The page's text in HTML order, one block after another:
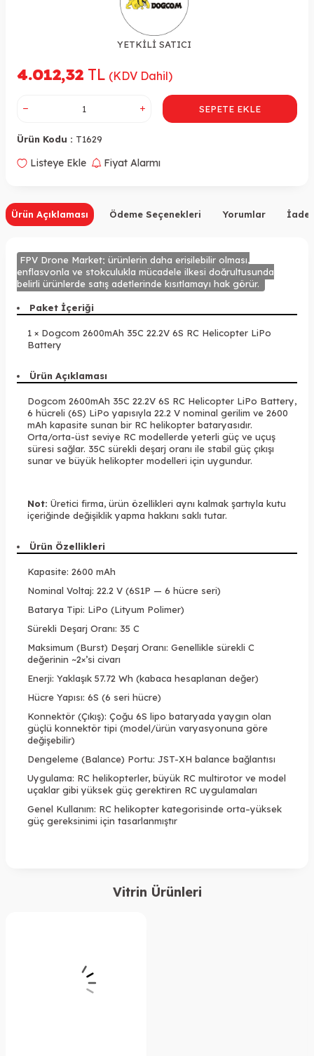
YETKİLİ SATICI
4.012,32 TL (KDV Dahil)
SEPETE EKLE
Ürün Kodu : T1629
Listeye Ekle Fiyat Alarmı
Ürün Açıklaması Ödeme Seçenekleri Yorumlar İade
FPV Drone Market; ürünlerin daha erişilebilir olması,
enflasyonla ve stokçulukla mücadele ilkesi doğrultusunda
belirli ürünlerde satış adetlerinde kısıtlamayı hak görür.
Paket İçeriği
1 × Dogcom 2600mAh 35C 22.2V 6S RC Helicopter LiPo
Battery
Ürün Açıklaması
Dogcom 2600mAh 35C 22.2V 6S RC Helicopter LiPo Battery,
6 hücreli (6S) LiPo yapısıyla 22.2 V nominal gerilim ve 2600
mAh kapasite sunan bir RC helikopter bataryasıdır.
Orta/orta-üst seviye RC modellerde yeterli güç ve uçuş
süresi sağlar. 35C sürekli deşarj oranı ile stabil güç çıkışı
sunar ve büyük helikopter modelleri için uygundur.
Not: Üretici firma, ürün özellikleri aynı kalmak şartıyla kutu
içeriğinde değişiklik yapma hakkını saklı tutar.
Ürün Özellikleri
Kapasite: 2600 mAh
Nominal Voltaj: 22.2 V (6S1P — 6 hücre seri)
Batarya Tipi: LiPo (Lityum Polimer)
Sürekli Deşarj Oranı: 35 C
Maksimum (Burst) Deşarj Oranı: Genellikle sürekli C
değerinin ~2×’si civarı
Enerji: Yaklaşık 57.72 Wh (kabaca hesaplanan değer)
Hücre Yapısı: 6S (6 seri hücre)
Konnektör (Çıkış): Çoğu 6S lipo bataryada yaygın olan
güçlü konnektör tipi (model/ürün varyasyonuna göre
değişebilir)
Dengeleme (Balance) Portu: JST-XH balance bağlantısı
Uygulama: RC helikopterler, büyük RC multirotor ve model
uçaklar gibi yüksek güç gerektiren RC uygulamaları
Genel Kullanım: RC helikopter kategorisinde orta–yüksek
güç gereksinimi için tasarlanmıştır
Vitrin Ürünleri